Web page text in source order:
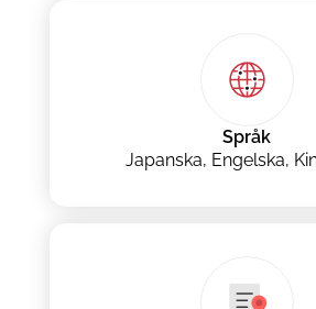
Språk
Japanska, Engelska,